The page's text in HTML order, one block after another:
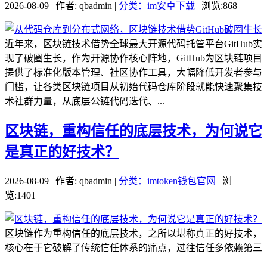
2026-08-09 | 作者: qbadmin | 分类：im安卓下载 | 浏览:868
近年来，区块链技术借势全球最大开源代码托管平台GitHub实
现了破圈生长，作为开源协作核心阵地，GitHub为区块链项目
提供了标准化版本管理、社区协作工具，大幅降低开发者参与
门槛，让各类区块链项目从初始代码仓库阶段就能快速聚集技
术社群力量，从底层公链代码迭代、...
区块链，重构信任的底层技术，为何说它
是真正的好技术？
2026-08-09 | 作者: qbadmin | 分类：imtoken钱包官网 | 浏
览:1401
区块链作为重构信任的底层技术，之所以堪称真正的好技术，
核心在于它破解了传统信任体系的痛点，过往信任多依赖第三